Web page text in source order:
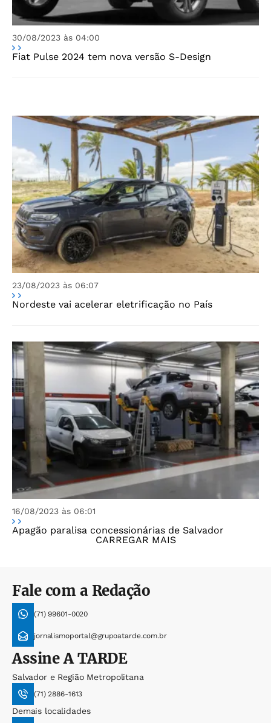
30/08/2023 às 04:00
Fiat Pulse 2024 tem nova versão S-Design
23/08/2023 às 06:07
Nordeste vai acelerar eletrificação no País
16/08/2023 às 06:01
Apagão paralisa concessionárias de Salvador
CARREGAR MAIS
Fale com a Redação
(71) 99601-0020
jornalismoportal@grupoatarde.com.br
AssineA TARDE
Salvador e Região Metropolitana
(71) 2886-1613
Demais localidades